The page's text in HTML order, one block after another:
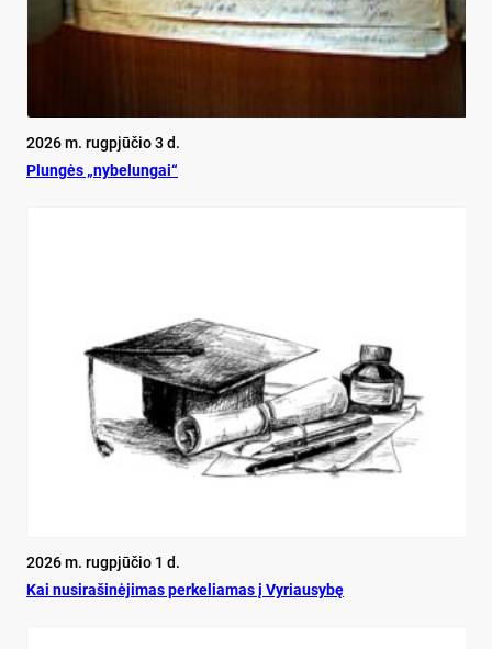
2026 m. rugpjūčio 3 d.
Plun­gės „ny­be­lun­gai“
2026 m. rugpjūčio 1 d.
Kai nu­si­ra­ši­nė­ji­mas per­ke­lia­mas į Vy­riau­sy­bę